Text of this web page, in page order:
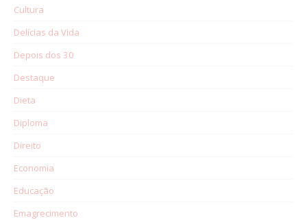
Cultura
Delícias da Vida
Depois dos 30
Destaque
Dieta
Diploma
Direito
Economia
Educação
Emagrecimento